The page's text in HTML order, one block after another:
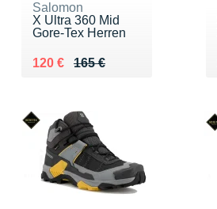
Salomon
X Ultra 360 Mid
Gore-Tex Herren
165 €
Au lieu de 165 €
120 €
Vendu 120 €